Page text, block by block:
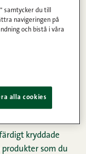
här).
Genom att
kryddade
produkter som du
samtycker du till
navigeringen på
och bistå i våra
alla cookies